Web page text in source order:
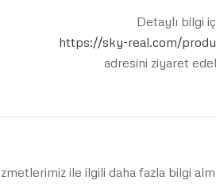
Detaylı bilgi
https://sky-real.com/
adresini ziyaret
ile ilgili daha fazla bilgi